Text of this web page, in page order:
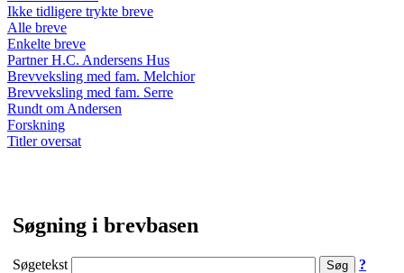
Ikke tidligere trykte breve
Alle breve
Enkelte breve
Partner H.C. Andersens Hus
Brevveksling med fam. Melchior
Brevveksling med fam. Serre
Rundt om Andersen
Forskning
Titler oversat
Søgning i brevbasen
Søgetekst ?